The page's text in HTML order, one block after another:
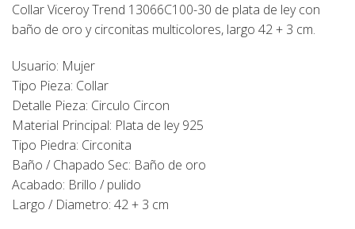
Collar Viceroy Trend 13066C100-30 de plata de ley con
baño de oro y circonitas multicolores, largo 42 + 3 cm.
Usuario: Mujer
Tipo Pieza: Collar
Detalle Pieza: Circulo Circon
Material Principal: Plata de ley 925
Tipo Piedra: Circonita
Baño / Chapado Sec: Baño de oro
Acabado: Brillo / pulido
Largo / Diametro: 42 + 3 cm